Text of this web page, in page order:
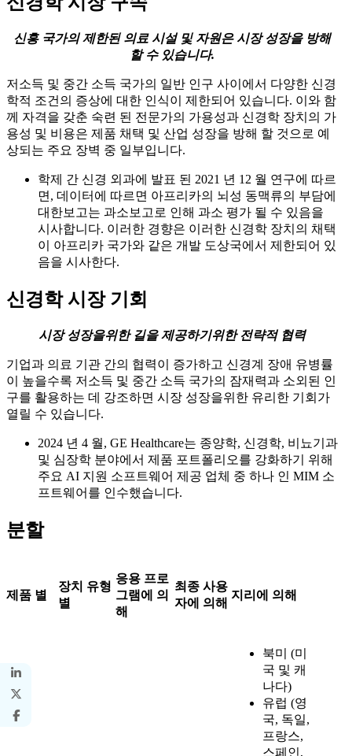
신흥 국가의 제한된 의료 시설 및 자원은 시장 성장을 방해
할 수 있습니다.
저소득 및 중간 소득 국가의 일반 인구 사이에서 다양한 신경
학적 조건의 증상에 대한 인식이 제한되어 있습니다. 이와 함
께 자격을 갖춘 숙련 된 전문가의 가용성과 신경학 장치의 가
용성 및 비용은 제품 채택 및 산업 성장을 방해 할 것으로 예
상되는 주요 장벽 중 일부입니다.
학제 간 신경 외과에 발표 된 2021 년 12 월 연구에 따르
면, 데이터에 따르면 아프리카의 뇌성 동맥류의 부담에
대한보고는 과소보고로 인해 과소 평가 될 수 있음을
시사합니다. 이러한 경향은 이러한 신경학 장치의 채택
이 아프리카 국가와 같은 개발 도상국에서 제한되어 있
음을 시사한다.
신경학 시장 기회
시장 성장을위한 길을 제공하기위한 전략적 협력
기업과 의료 기관 간의 협력이 증가하고 신경계 장애 유병률
이 높을수록 저소득 및 중간 소득 국가의 잠재력과 소외된 인
구를 활용하는 데 강조하면 시장 성장을위한 유리한 기회가
열릴 수 있습니다.
2024 년 4 월, GE Healthcare는 종양학, 신경학, 비뇨기과
및 심장학 분야에서 제품 포트폴리오를 강화하기 위해
주요 AI 지원 소프트웨어 제공 업체 중 하나 인 MIM 소
프트웨어를 인수했습니다.
분할
제품 별
장치 유형
별
응용 프로
그램에 의
해
최종 사용
자에 의해
지리에 의해
북미 (미
국 및 캐
나다)
유럽 ​​(영
국, 독일,
프랑스, ​​
스페인,